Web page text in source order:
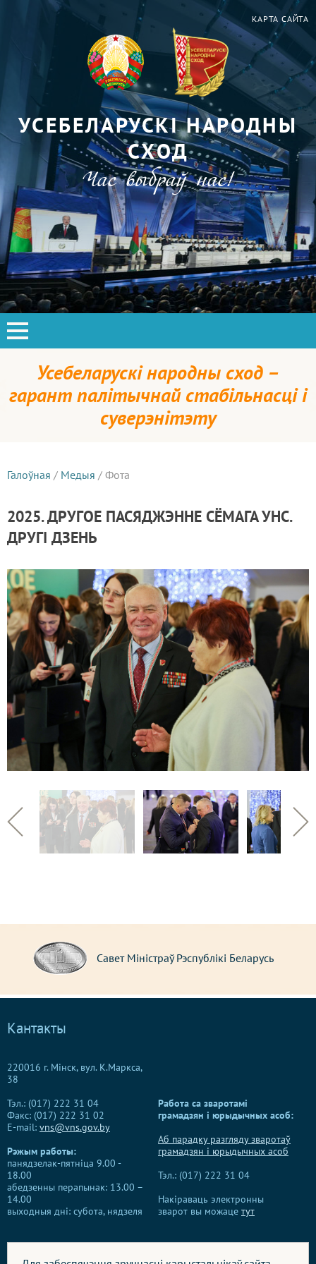
КАРТА САЙТА
УСЕБЕЛАРУСКІ НАРОДНЫ
СХОД
Час выбраў нас!
Усебеларускі народны сход –
гарант палітычнай стабільнасці і
суверэнітэту
Галоўная / Медыя / Фота
2025. ДРУГОЕ ПАСЯДЖЭННЕ СЁМАГА УНС.
ДРУГI ДЗЕНЬ
Савет Міністраў Рэспублікі Беларусь
Кантакты
220016 г. Мінск, вул. К.Маркса,
38
Тэл.: (017) 222 31 04
Факс: (017) 222 31 02
E-mail: vns@vns.gov.by
Рэжым работы:
панядзелак-пятніца 9.00 -
18.00
абедзенны перапынак: 13.00 –
14.00
выходныя дні: субота, нядзеля
Работа са зваротамі
грамадзян і юрыдычных асоб:
Аб парадку разгляду зваротаў
грамадзян і юрыдычных асоб
Тэл.: (017) 222 31 04
Накіраваць электронны
зварот вы можаце тут